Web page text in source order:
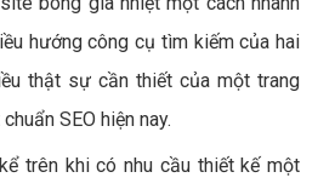
hướng công cụ tìm kiếm của hai
thật sự cần thiết của một trang
SEO hiện nay.
trên khi có nhu cầu thiết kế một